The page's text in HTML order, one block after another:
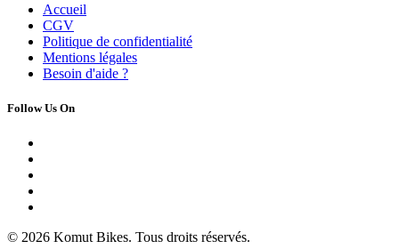
Accueil
CGV
Politique de confidentialité
Mentions légales
Besoin d'aide ?
Follow Us On
© 2026 Komut Bikes. Tous droits réservés.